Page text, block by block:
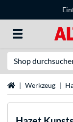
StartseiteWerkzeug